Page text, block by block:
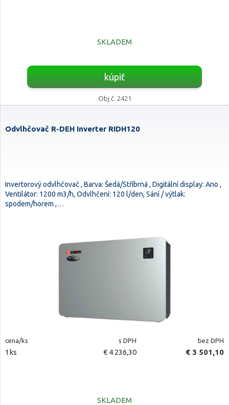
SKLADEM
kúpiť
Obj.č. 2421
Odvlhčovač R-DEH Inverter RIDH120
Invertorový odvlhčovač , Barva: Šedá/Stříbrná , Digitální display: Ano ,
Ventilátor: 1200 m3/h, Odvlhčení: 120 l/den, Sání / výtlak:
spodem/horem ,…
cena/ks s DPH bez DPH
1ks € 4 236,30 € 3 501,10
SKLADEM